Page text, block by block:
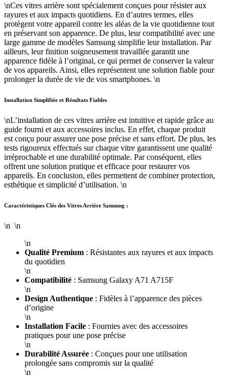
\nCes vitres arrière sont spécialement conçues pour résister aux
rayures et aux impacts quotidiens. En d’autres termes, elles
protègent votre appareil contre les aléas de la vie quotidienne tout
en préservant son apparence. De plus, leur compatibilité avec une
large gamme de modèles Samsung simplifie leur installation. Par
ailleurs, leur finition soigneusement travaillée garantit une
apparence fidèle à l’original, ce qui permet de conserver la valeur
de vos appareils. Ainsi, elles représentent une solution fiable pour
prolonger la durée de vie de vos smartphones. \n
Installation Simplifiée et Résultats Fiables
\nL’installation de ces vitres arrière est intuitive et rapide grâce au
guide fourni et aux accessoires inclus. En effet, chaque produit
est conçu pour assurer une pose précise et sans effort. De plus, les
tests rigoureux effectués sur chaque vitre garantissent une qualité
irréprochable et une durabilité optimale. Par conséquent, elles
offrent une solution pratique et efficace pour restaurer vos
appareils. En conclusion, elles permettent de combiner protection,
esthétique et simplicité d’utilisation. \n
Caractéristiques Clés des Vitres Arrière Samsung :
\n \n
\n
Qualité Premium : Résistantes aux rayures et aux impacts
du quotidien
\n
Compatibilité : Samsung Galaxy A71 A715F
\n
Design Authentique : Fidèles à l’apparence des pièces
d’origine
\n
Installation Facile : Fournies avec des accessoires
pratiques pour une pose précise
\n
Durabilité Assurée : Conçues pour une utilisation
prolongée sans compromis sur la qualité
\n